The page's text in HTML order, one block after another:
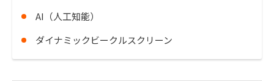
AI（人工知能）
ダイナミックビークルスクリーン